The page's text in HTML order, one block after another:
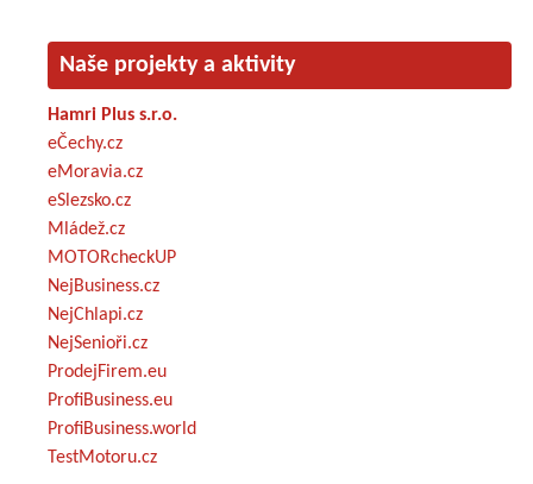
Naše projekty a aktivity
Hamri Plus s.r.o.
eČechy.cz
eMoravia.cz
eSlezsko.cz
Mládež.cz
MOTORcheckUP
NejBusiness.cz
NejChlapi.cz
NejSenioři.cz
ProdejFirem.eu
ProfiBusiness.eu
ProfiBusiness.world
TestMotoru.cz